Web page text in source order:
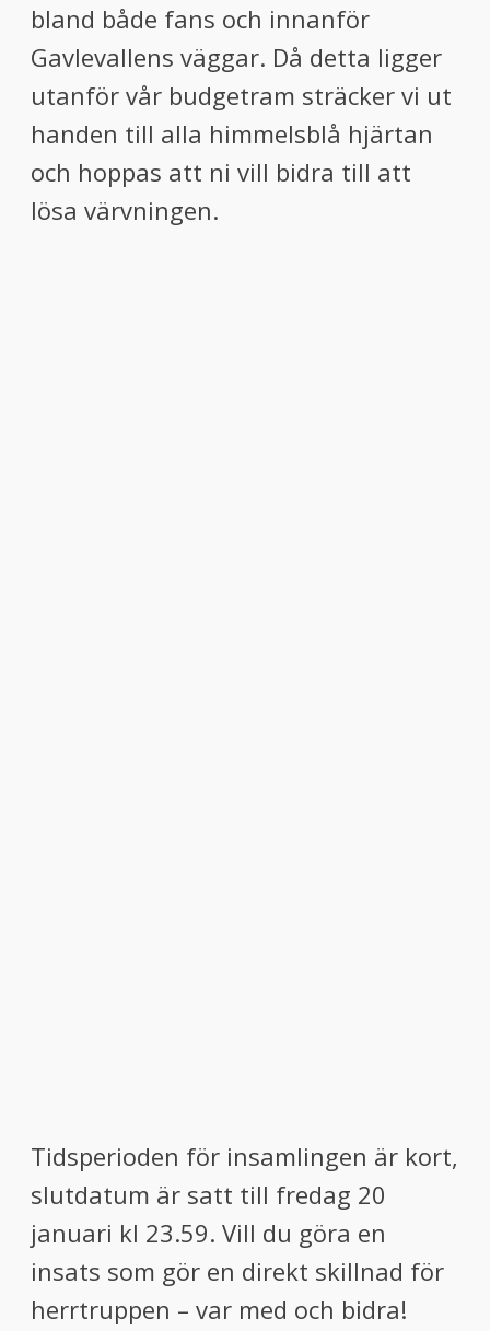
bland både fans och innanför
Gavlevallens väggar. Då detta ligger
utanför vår budgetram sträcker vi ut
handen till alla himmelsblå hjärtan
och hoppas att ni vill bidra till att
lösa värvningen.
Tidsperioden för insamlingen är kort,
slutdatum är satt till fredag 20
januari kl 23.59. Vill du göra en
insats som gör en direkt skillnad för
herrtruppen – var med och bidra!